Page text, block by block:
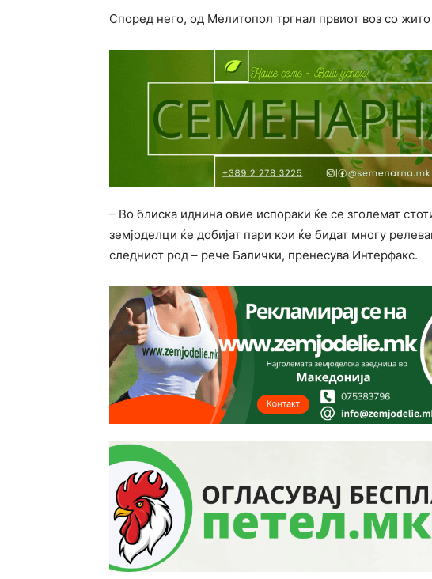
Според него, од Мелитопол тргнал првиот воз со жито
– Во блиска иднина овие испораки ќе се зголемат
земјоделци ќе добијат пари кои ќе бидат многу
следниот род – рече Балички, пренесува Интерфакс.